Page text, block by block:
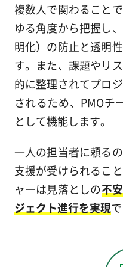
複数人で関わること
ゆる角度から把握し
明化）の防止と透明
す。また、課題やリ
的に整理されてプロ
されるため、PMOチ
として機能します。
一人の担当者に頼る
支援が受けられるこ
ャーは見落としの不
ジェクト進行を実現